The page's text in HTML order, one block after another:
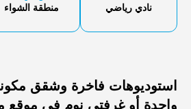
نادي رياضي منطقة الشواء
استوديوهات فاخرة وشقق
واحدة أو غرفتي نوم في موقع